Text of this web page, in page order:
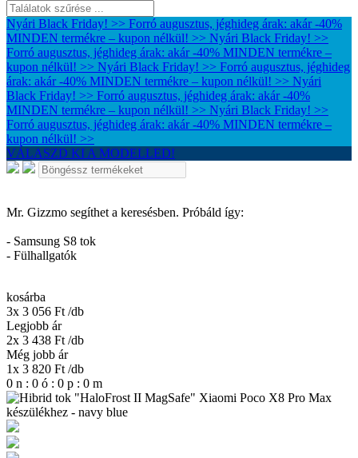
Nyári Black Friday! >> Forró augusztus, jéghideg árak: akár -40%
MINDEN termékre – kupon nélkül! >> Nyári Black Friday! >>
Forró augusztus, jéghideg árak: akár -40% MINDEN termékre –
kupon nélkül! >> Nyári Black Friday! >> Forró augusztus, jéghideg
árak: akár -40% MINDEN termékre – kupon nélkül! >> Nyári
Black Friday! >> Forró augusztus, jéghideg árak: akár -40%
MINDEN termékre – kupon nélkül! >> Nyári Black Friday! >>
Forró augusztus, jéghideg árak: akár -40% MINDEN termékre –
kupon nélkül! >>
VÁLASZD KI A MODELLED!
Mr. Gizzmo segíthet a keresésben. Próbáld így:
- Samsung S8 tok
- Fülhallgatók
kosárba
3x 3 056 Ft /db
Legjobb ár
2x 3 438 Ft /db
Még jobb ár
1x 3 820 Ft /db
0 n : 0 ó : 0 p : 0 m